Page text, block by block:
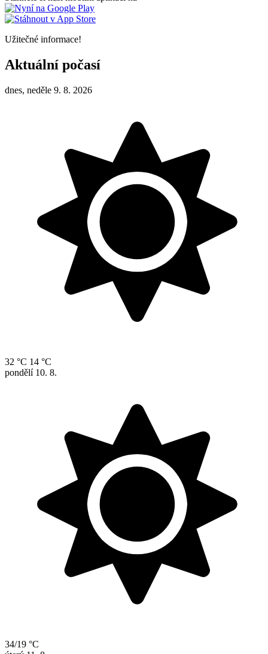
Užitečné informace!
Aktuální počasí
dnes, neděle 9. 8. 2026
32 °C 14 °C
pondělí 10. 8.
34/19 °C